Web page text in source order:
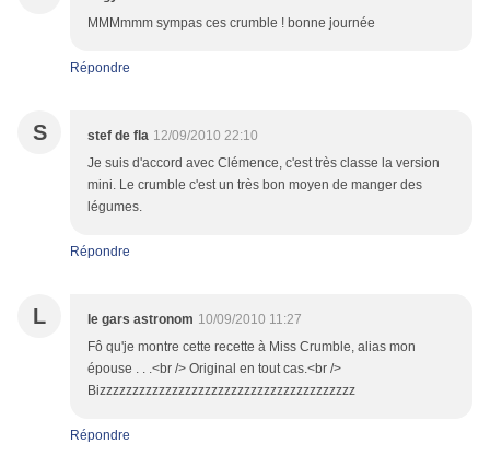
MMMmmm sympas ces crumble ! bonne journée
Répondre
S stef de fla 12/09/2010 22:10
Je suis d'accord avec Clémence, c'est très classe la version
mini. Le crumble c'est un très bon moyen de manger des
légumes.
Répondre
L le gars astronom 10/09/2010 11:27
Fô qu'je montre cette recette à Miss Crumble, alias mon
épouse . . .<br /> Original en tout cas.<br />
Bizzzzzzzzzzzzzzzzzzzzzzzzzzzzzzzzzzzzzzz
Répondre